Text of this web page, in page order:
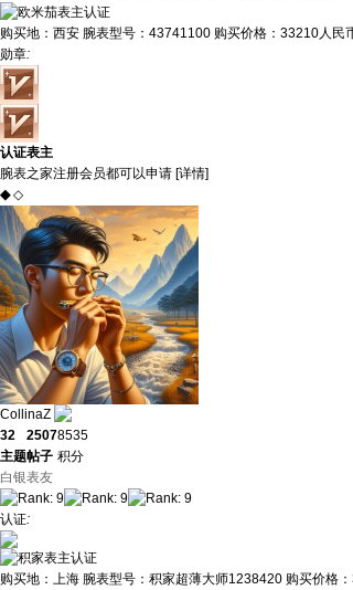
购买地： 西安 腕表型号： 43741100 购买价格： 33210人民
勋章:
认证表主
腕表之家注册会员都可以申请 [详情]
◆ ◇
CollinaZ
32
主题
2507
帖子
8535
积分
白银表友
认证:
购买地： 上海 腕表型号： 积家超薄大师1238420 购买价格：